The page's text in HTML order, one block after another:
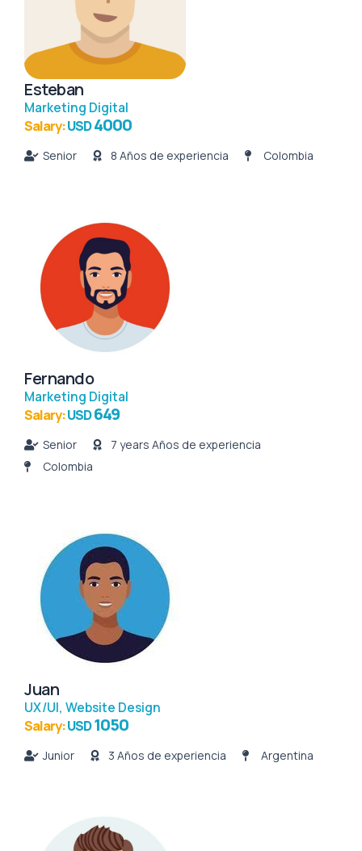
Esteban
Marketing Digital
Salary:USD4000
Senior 8 Años de experiencia Colombia
Fernando
Marketing Digital
Salary:USD649
Senior
7 years Años de experiencia
Colombia
Juan
UX/UI, Website Design
Salary:USD1050
Junior 3 Años de experiencia Argentina